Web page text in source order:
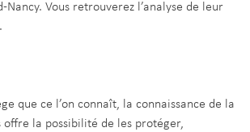
Vous retrouverez l’analyse de leur
que ce l’on connaît, la connaissance de la
offre la possibilité de les protéger,